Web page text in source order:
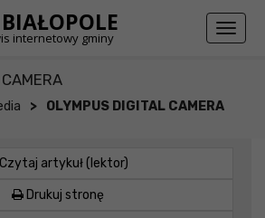
internetowy gminy
Toggle
> OLYMPUS DIGITAL CAMERA
artykuł (lektor)
Drukuj stronę